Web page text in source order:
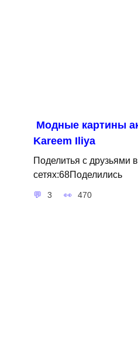
Модные картины
Kareem Iliya
Поделитья с друзьями
сетях:68Поделились
3 470